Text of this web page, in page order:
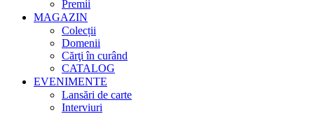
Premii
MAGAZIN
Colecții
Domenii
Cărţi în curând
CATALOG
EVENIMENTE
Lansări de carte
Interviuri